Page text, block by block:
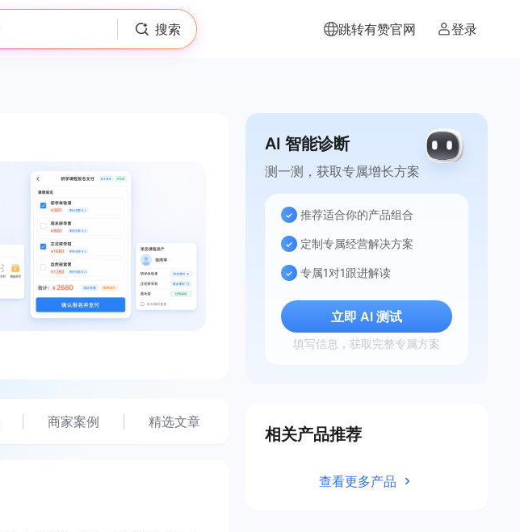
搜索 跳转有赞官网 登录
商家案例 精选文章
AI 智能诊断
测一测，获取专属增长方案
推荐适合你的产品组合
定制专属经营解决方案
专属1对1跟进解读
立即 AI 测试
填写信息，获取完整专属方案
相关产品推荐
查看更多产品